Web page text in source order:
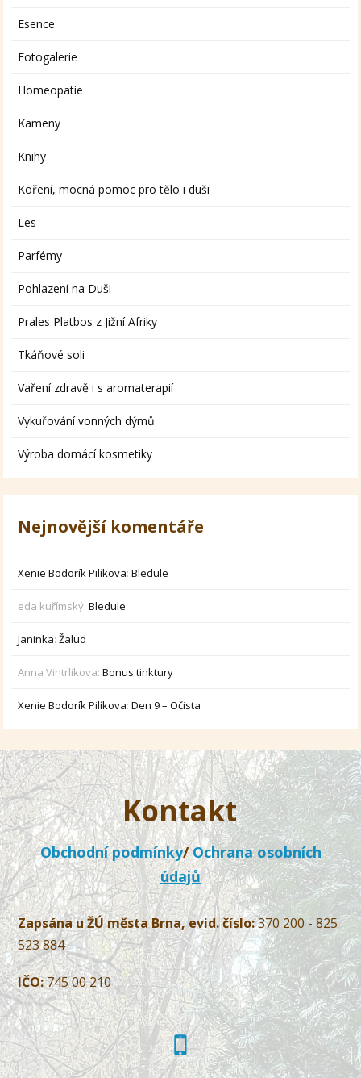
Esence
Fotogalerie
Homeopatie
Kameny
Knihy
Koření, mocná pomoc pro tělo i duši
Les
Parfémy
Pohlazení na Duši
Prales Platbos z Jižní Afriky
Tkáňové soli
Vaření zdravě i s aromaterapií
Vykuřování vonných dýmů
Výroba domácí kosmetiky
Nejnovější komentáře
Xenie Bodorík Pilíkova:Bledule
eda kuřímský:Bledule
Janinka:Žalud
Anna Vintrlikova:Bonus tinktury
Xenie Bodorík Pilíkova:Den 9 – Očista
Kontakt
Obchodní podmínky/Ochrana osobních
údajů
Zapsána u ŽÚ města Brna, evid. číslo:370 200 - 825
523 884
IČO:745 00 210